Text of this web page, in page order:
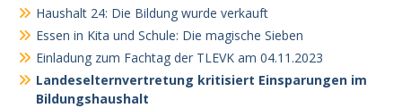
Haushalt 24: Die Bildung wurde verkauft
Essen in Kita und Schule: Die magische Sieben
Einladung zum Fachtag der TLEVK am 04.11.2023
Landeselternvertretung kritisiert Einsparungen im
Bildungshaushalt